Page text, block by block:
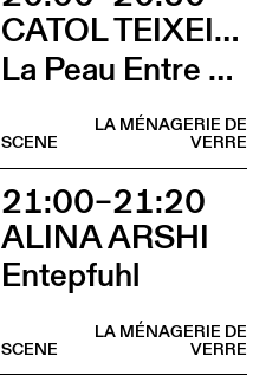
CATOL TEIXEIRA
La Peau Entre Les Doigts
LA MÉNAGERIE DE
VERRE
SCENE
21:00–21:20
ALINA ARSHI
Entepfuhl
LA MÉNAGERIE DE
VERRE
SCENE